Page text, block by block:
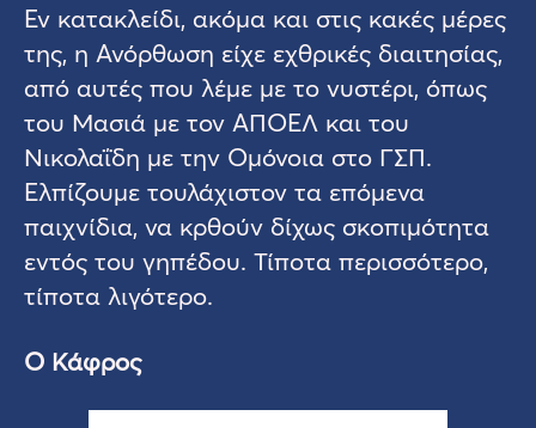
Εν κατακλείδι, ακόμα και στις κακές μέρες
της, η Ανόρθωση είχε εχθρικές διαιτησίας,
από αυτές που λέμε με το νυστέρι, όπως
του Μασιά με τον ΑΠΟΕΛ και του
Νικολαΐδη με την Ομόνοια στο ΓΣΠ.
Ελπίζουμε τουλάχιστον τα επόμενα
παιχνίδια, να κρθούν δίχως σκοπιμότητα
εντός του γηπέδου. Τίποτα περισσότερο,
τίποτα λιγότερο.
Ο Κάφρος